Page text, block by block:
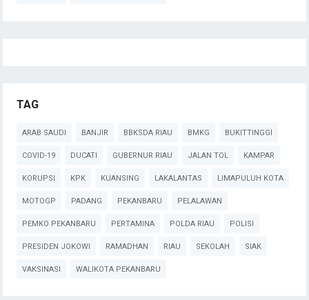
TAG
ARAB SAUDI BANJIR BBKSDA RIAU BMKG BUKITTINGGI
COVID-19 DUCATI GUBERNUR RIAU JALAN TOL KAMPAR
KORUPSI KPK KUANSING LAKALANTAS LIMAPULUH KOTA
MOTOGP PADANG PEKANBARU PELALAWAN
PEMKO PEKANBARU PERTAMINA POLDA RIAU POLISI
PRESIDEN JOKOWI RAMADHAN RIAU SEKOLAH SIAK
VAKSINASI WALIKOTA PEKANBARU